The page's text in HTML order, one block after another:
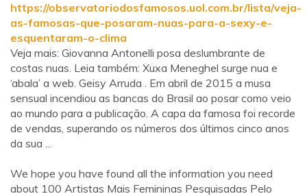
https://observatoriodosfamosos.uol.com.br/lista/veja-
as-famosas-que-posaram-nuas-para-a-sexy-e-
esquentaram-o-clima
Veja mais: Giovanna Antonelli posa deslumbrante de
costas nuas. Leia também: Xuxa Meneghel surge nua e
‘abala’ a web. Geisy Arruda . Em abril de 2015 a musa
sensual incendiou as bancas do Brasil ao posar como veio
ao mundo para a publicação. A capa da famosa foi recorde
de vendas, superando os números dos últimos cinco anos
da sua ...
We hope you have found all the information you need
about 100 Artistas Mais Femininas Pesquisadas Pelo